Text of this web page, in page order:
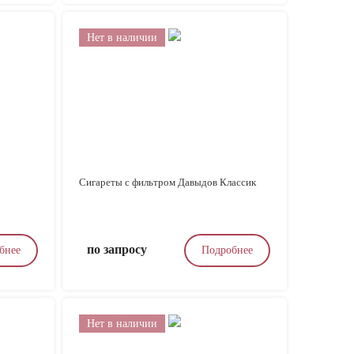
Нет в наличии
Сигареты с фильтром Давыдов Классик
по запросу Подробнее
Нет в наличии